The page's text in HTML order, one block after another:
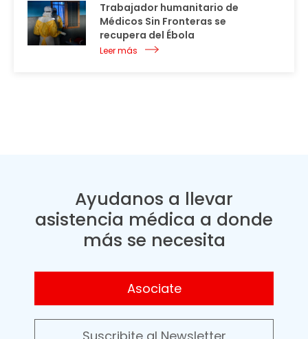
Trabajador humanitario de
Médicos Sin Fronteras se
recupera del Ébola
Leer más
Ayudanos a llevar
asistencia médica a donde
más se necesita
Asociate